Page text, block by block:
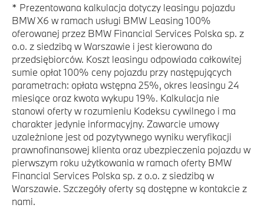
* Prezentowana kalkulacja dotyczy leasingu pojazdu
BMW X6 w ramach usługi BMW Leasing 100%
oferowanej przez BMW Financial Services Polska sp. z
o.o. z siedzibą w Warszawie i jest kierowana do
przedsiębiorców. Koszt leasingu odpowiada całkowitej
sumie opłat 100% ceny pojazdu przy następujących
parametrach: opłata wstępna 25%, okres leasingu 24
miesiące oraz kwota wykupu 19%. Kalkulacja nie
stanowi oferty w rozumieniu Kodeksu cywilnego i ma
charakter jedynie informacyjny. Zawarcie umowy
uzależnione jest od pozytywnego wyniku weryfikacji
prawnofinansowej klienta oraz ubezpieczenia pojazdu w
pierwszym roku użytkowania w ramach oferty BMW
Financial Services Polska sp. z o.o. z siedzibą w
Warszawie. Szczegóły oferty są dostępne w kontakcie z
nami.